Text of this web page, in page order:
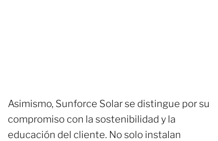
Asimismo, Sunforce Solar se distingue por su
compromiso con la sostenibilidad y la
educación del cliente. No solo instalan